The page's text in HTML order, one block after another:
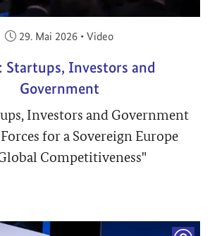
Veröffentlicht am:
29. Mai 2026 • Video
Startups, Investors and
Government
Investors and Government
for a Sovereign Europe
Competitiveness"